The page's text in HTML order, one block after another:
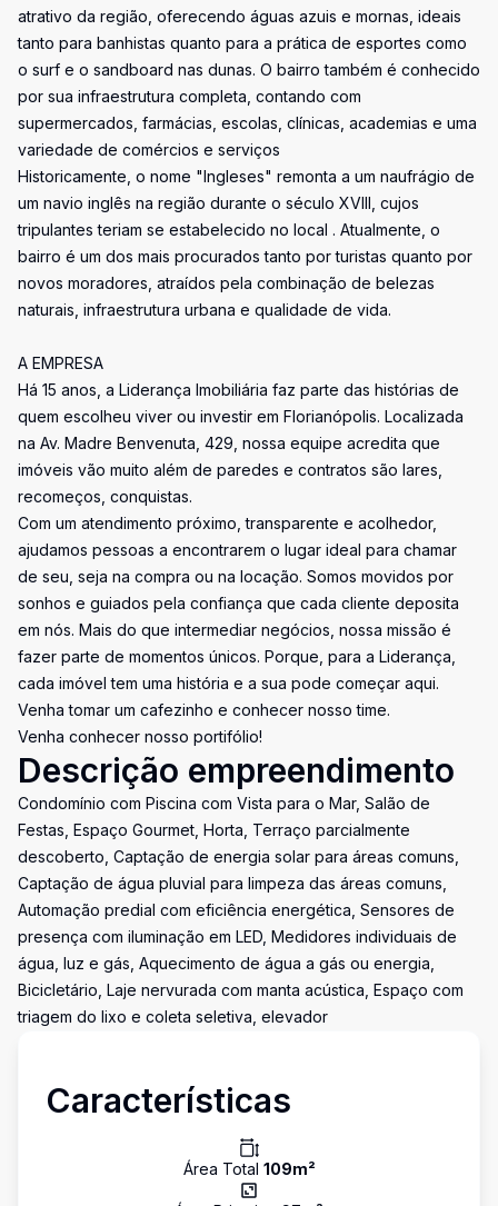
atrativo da região, oferecendo águas azuis e mornas, ideais
tanto para banhistas quanto para a prática de esportes como
o surf e o sandboard nas dunas. O bairro também é conhecido
por sua infraestrutura completa, contando com
supermercados, farmácias, escolas, clínicas, academias e uma
variedade de comércios e serviços
Historicamente, o nome "Ingleses" remonta a um naufrágio de
um navio inglês na região durante o século XVIII, cujos
tripulantes teriam se estabelecido no local . Atualmente, o
bairro é um dos mais procurados tanto por turistas quanto por
novos moradores, atraídos pela combinação de belezas
naturais, infraestrutura urbana e qualidade de vida.
A EMPRESA
Há 15 anos, a Liderança Imobiliária faz parte das histórias de
quem escolheu viver ou investir em Florianópolis. Localizada
na Av. Madre Benvenuta, 429, nossa equipe acredita que
imóveis vão muito além de paredes e contratos são lares,
recomeços, conquistas.
Com um atendimento próximo, transparente e acolhedor,
ajudamos pessoas a encontrarem o lugar ideal para chamar
de seu, seja na compra ou na locação. Somos movidos por
sonhos e guiados pela confiança que cada cliente deposita
em nós. Mais do que intermediar negócios, nossa missão é
fazer parte de momentos únicos. Porque, para a Liderança,
cada imóvel tem uma história e a sua pode começar aqui.
Venha tomar um cafezinho e conhecer nosso time.
Venha conhecer nosso portifólio!
Descrição empreendimento
Condomínio com Piscina com Vista para o Mar, Salão de
Festas, Espaço Gourmet, Horta, Terraço parcialmente
descoberto, Captação de energia solar para áreas comuns,
Captação de água pluvial para limpeza das áreas comuns,
Automação predial com eficiência energética, Sensores de
presença com iluminação em LED, Medidores individuais de
água, luz e gás, Aquecimento de água a gás ou energia,
Bicicletário, Laje nervurada com manta acústica, Espaço com
triagem do lixo e coleta seletiva, elevador
Características
Área Total 109m²